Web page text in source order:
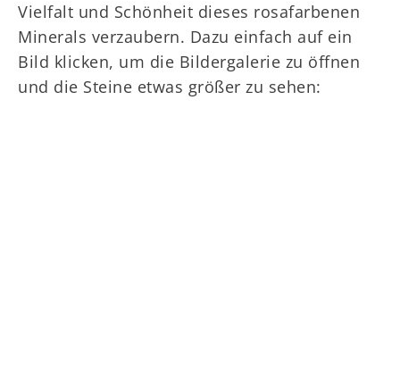
Vielfalt und Schönheit dieses rosafarbenen
Minerals verzaubern. Dazu einfach auf ein
Bild klicken, um die Bildergalerie zu öffnen
und die Steine etwas größer zu sehen: